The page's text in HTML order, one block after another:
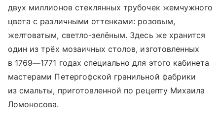
двух миллионов стеклянных трубочек жемчужного
цвета с различными оттенками: розовым,
желтоватым, светло-зелёным. Здесь же хранится
один из трёх мозаичных столов, изготовленных
в 1769—1771 годах специально для этого кабинета
мастерами Петергофской гранильной фабрики
из смальты, приготовленной по рецепту Михаила
Ломоносова.